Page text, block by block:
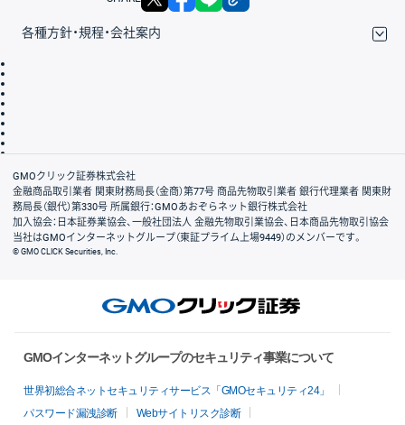
各種方針・規程・会社案内
会社案内
GMOクリック証券株式会社
金融商品取引業者 関東財務局長（金商）第77号 商品先物取引業者 銀行代理業者 関東財
務局長（銀代）第330号 所属銀行：GMOあおぞらネット銀行株式会社
加入協会：日本証券業協会、一般社団法人 金融先物取引業協会、日本商品先物取引協会
当社はGMOインターネットグループ（東証プライム上場9449）のメンバーです。
© GMO CLICK Securities, Inc.
GMOインターネットグループのセキュリティ事業について
世界初総合ネットセキュリティサービス「GMOセキュリティ24」
パスワード漏洩診断
Webサイトリスク診断